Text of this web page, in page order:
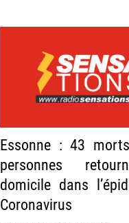
Essonne : 43
personnes
domicile dans
Coronavirus